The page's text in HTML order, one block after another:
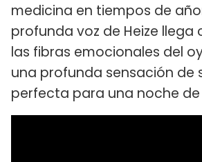
medicina en tiempos de
profunda voz de Heize llega
las fibras emocionales del
una profunda sensación de
perfecta para una noche de